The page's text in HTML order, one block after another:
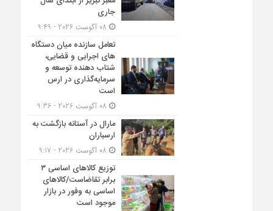
جاری
تعامل سازنده میان دستگاه‌
های اجرایی و قضایی،
شتاب‌ دهنده توسعه و
سرمایه‌گذاری در ارس
است
مارال در آستانه بازگشت به
ارسباران
توزیع کالاهای اساسی ۳
برابر تقاضاست/کالاهای
اساسی به وفور در بازار
موجود است